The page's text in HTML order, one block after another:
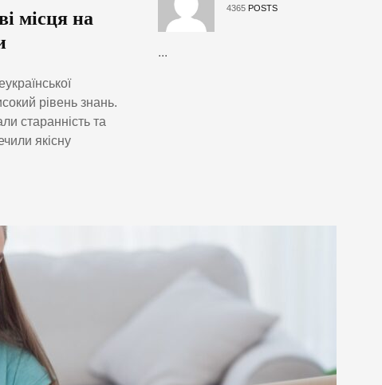
місця на
рівень знань.
старанність та
якісну
4365 POSTS
...